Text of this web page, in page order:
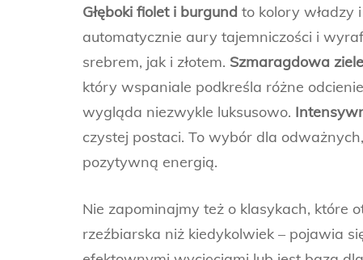
Głęboki fiolet i burgund to kolory władzy
automatycznie aury tajemniczości i
srebrem, jak i złotem. Szmaragdowa
który wspaniale podkreśla różne
wygląda niezwykle luksusowo.
czystej postaci. To wybór dla
pozytywną energią.
Nie zapominajmy też o klasykach, które
rzeźbiarska niż kiedykolwiek – pojawia